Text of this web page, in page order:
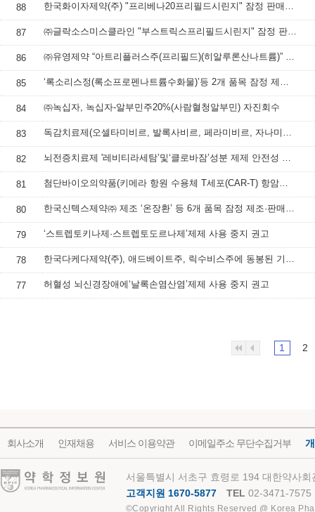
88 한국화이자제약(주) "프리베나20프리필드시린지" 잠정 판매사용중지 조치
87 ㈜글락소스미스클라인 "부스트릭스프리필드시린지" 잠정 판매·사용 중지 조치
86 ㈜유영제약 “아트리플러스주(프리필드)(히알루론산나트륨)” 잠정 판매·사용 중지
85 ‘록소리스정(록소프로펜나트륨수화물)’등 2개 품목 잠정 제조·판매·사용 중지
84 ㈜녹십자, 녹십자-알부민주20%(사람혈청알부민) 자진회수
83 독감치료제(오셀타미비르, 발록사비르, 페라미비르, 자나미비르 성분 제제) 처방‧투여 시 주의사항
82 뇌전증치료제 '레비티라세탐’및‘클로바잠’성분 제제 안전성 정보
81 첨단바이오의약품(키메라 항원 수용체 T세포(CAR-T) 항암제) 안전성 정보
80 한국신텍스제약㈜ 제조 ‘온장환’ 등 6개 품목 잠정 제조·판매 중지 및 회수 조치
79 ‘스트렙토키나제·스트렙토도르나제’제제 사용 중지 권고
78 한국다케다제약(주), 애드베이트주, 릭수비스주에 동봉된 기구 교체 안내
77 허혈성 뇌신경장애에‘날록손염산염’제제 사용 중지 권고
1 2
회사소개 인재채용 서비스 이용약관 이메일주소 무단수집거부
약학정보원
서울특별시 서초구 효령로 194 대한약사
고객지원 1670-5877
TEL 02-3471-7575
©Copyright All Rights Reserved @ Korea